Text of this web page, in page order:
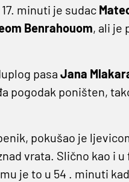
minuti je sudac
Benrahouom, ali je
pasa Jana
pogodak poništen,
pokušao je
vrata. Slično kao i
je to u 54 . minuti